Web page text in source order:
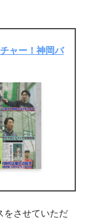
ャー！神岡バ
をさせていただ